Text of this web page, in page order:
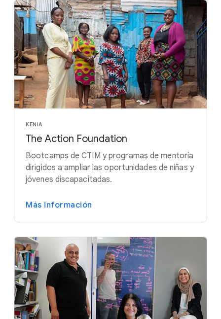
KENIA
The Action Foundation
Bootcamps de CTIM y programas de mentoría
dirigidos a ampliar las oportunidades de niñas y
jóvenes discapacitadas.
Más información